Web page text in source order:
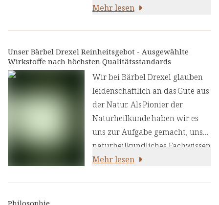
und Spurenelement-Haushalt
Tätigkeiten nachgehen, steigt
der Verbrauch und die feine
Balance ist gestört. Unser
Organismus muss das
Mineralstoff-Gleichgewicht aber
halten, um alle Prozesse im
Körper korrekt ablaufen zu
lassen.
Mehr lesen
Unser Bärbel Drexel Reinheitsgebot - Ausgewählte
Wirkstoffe nach höchsten Qualitätsstandards
Wir bei Bärbel Drexel glauben
leidenschaftlich an das Gute aus
der Natur. Als Pionier der
Naturheilkunde haben wir es
uns zur Aufgabe gemacht, unser
naturheilkundliches Fachwissen
und unsere Erfahrung mit den
Mehr lesen
Philosophie